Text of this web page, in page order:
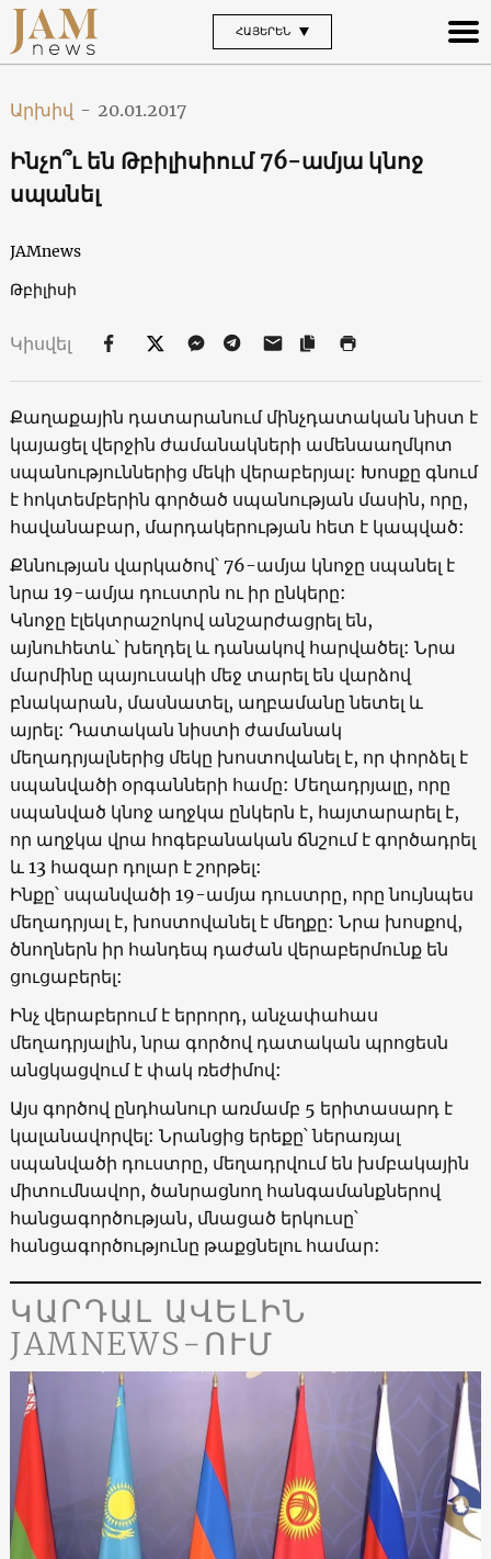
ՀԱՅԵՐԵՆ
Արխիվ - 20.01.2017
Ինչո՞ւ են Թբիլիսիում 76-ամյա կնոջ
սպանել
JAMnews
Թբիլիսի
Կիսվել
Քաղաքային դատարանում մինչդատական նիստ է
կայացել վերջին ժամանակների ամենաաղմկոտ
սպանություններից մեկի վերաբերյալ: Խոսքը գնում
է հոկտեմբերին գործած սպանության մասին, որը,
հավանաբար, մարդակերության հետ է կապված:
Քննության վարկածով՝ 76-ամյա կնոջը սպանել է
նրա 19-ամյա դուստրն ու իր ընկերը:
Կնոջը էլեկտրաշոկով անշարժացրել են,
այնուհետև՝ խեղդել և դանակով հարվածել: Նրա
մարմինը պայուսակի մեջ տարել են վարձով
բնակարան, մասնատել, աղբամանը նետել և
այրել: Դատական նիստի ժամանակ
մեղադրյալներից մեկը խոստովանել է, որ փորձել է
սպանվածի օրգանների համը: Մեղադրյալը, որը
սպանված կնոջ աղջկա ընկերն է, հայտարարել է,
որ աղջկա վրա հոգեբանական ճնշում է գործադրել
և 13 հազար դոլար է շորթել:
Ինքը՝ սպանվածի 19-ամյա դուստրը, որը նույնպես
մեղադրյալ է, խոստովանել է մեղքը: Նրա խոսքով,
ծնողներն իր հանդեպ դաժան վերաբերմունք են
ցուցաբերել:
Ինչ վերաբերում է երրորդ, անչափահաս
մեղադրյալին, նրա գործով դատական պրոցեսն
անցկացվում է փակ ռեժիմով:
Այս գործով ընդհանուր առմամբ 5 երիտասարդ է
կալանավորվել: Նրանցից երեքը՝ ներառյալ
սպանվածի դուստրը, մեղադրվում են խմբակային
միտումնավոր, ծանրացնող հանգամանքներով
հանցագործության, մնացած երկուսը՝
հանցագործությունը թաքցնելու համար:
ԿԱՐԴԱԼ ԱՎԵԼԻՆ
JAMNEWS-ՈՒՄ